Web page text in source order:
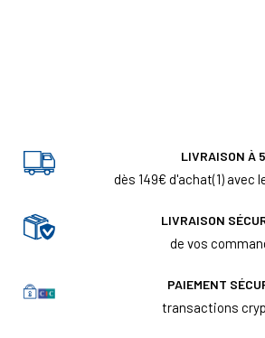
LIVRAISON À
dès 149€ d'achat(1) avec
LIVRAISON
de vos
PAIEMENT
transactions